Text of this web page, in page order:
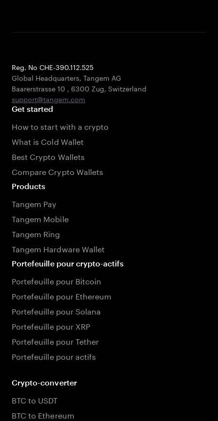
Reg. No CHE-390.112.525
Global Headquarters, Tangem AG
Baarerstrasse 10 , 6300 Zug, Switzerland
support@tangem.com
Get started
How to start with a crypto
What is Cold Wallet
Best Crypto Wallets
Compare Crypto Wallets
Products
Tangem Pay
Tangem Mobile
Tangem Ring
Tangem Hardware Wallet
Portefeuille pour crypto-actifs
Portefeuille pour Bitcoin
Portefeuille pour Ethereum
Portefeuille pour Solana
Portefeuille pour XRP
Portefeuille pour Tether
Portefeuille pour actifs
Crypto-converter
BTC to USDT
BTC to Ethereum